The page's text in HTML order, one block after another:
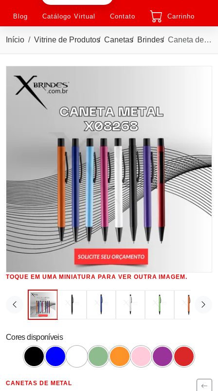
Blog Catálogo Virtual Contato Carrinho
Início Vitrine de Produtos Canetas Brindes Caneta de Metal com Acionamento por clique e carga esferográfica azul de 1.0mm X08268
TOQUE EM UMA MINIATURA PARA VER OUTRA IMAGEM.
Cores disponíveis
CANETAS DE METAL